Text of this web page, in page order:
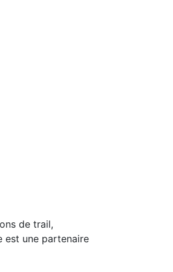
de trail,
est une partenaire